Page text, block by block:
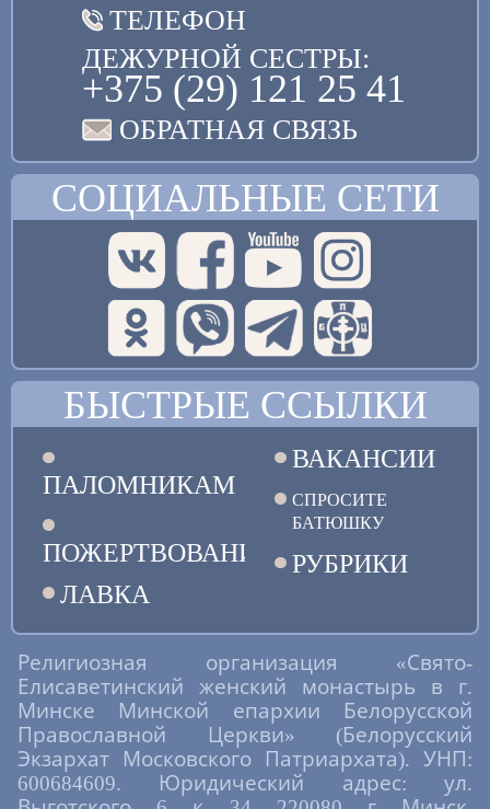
ТЕЛЕФОН
ДЕЖУРНОЙ СЕСТРЫ:
+375 (29) 121 25 41
ОБРАТНАЯ СВЯЗЬ
СОЦИАЛЬНЫЕ СЕТИ
БЫСТРЫЕ ССЫЛКИ
ПАЛОМНИКАМ
ПОЖЕРТВОВАНИЯ
ЛАВКА
ВАКАНСИИ
СПРОСИТЕ
БАТЮШКУ
РУБРИКИ
Религиозная организация «Свято-
Елисаветинский женский монастырь в г.
Минске Минской епархии Белорусской
Православной Церкви» (Белорусский
Экзархат Московского Патриархата). УНП:
600684609. Юридический адрес: ул.